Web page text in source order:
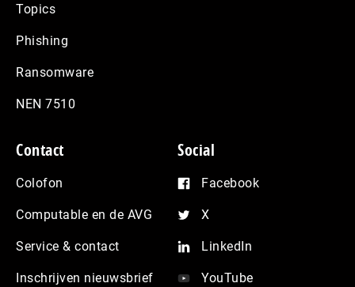
Topics
Phishing
Ransomware
NEN 7510
Contact
Colofon
Computable en de AVG
Service & contact
Inschrijven nieuwsbrief
Social
Facebook
X
LinkedIn
YouTube